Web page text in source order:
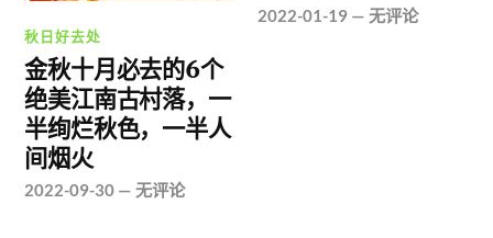
秋日好去处
金秋十月必去的6个
绝美江南古村落，一
半绚烂秋色，一半人
间烟火
2022-09-30 —无评论
2022-01-19 —无评论